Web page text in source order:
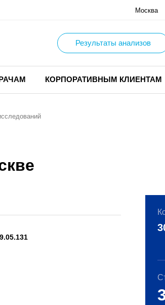
Москва
Результаты анализов
КОРПОРАТИВНЫМ КЛИЕНТАМ